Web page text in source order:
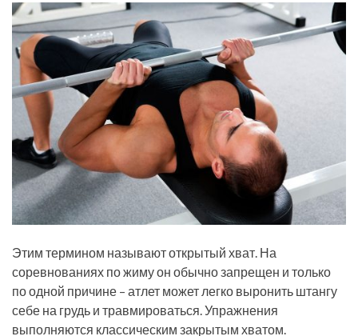
Этим термином называют открытый хват. На
соревнованиях по жиму он обычно запрещен и только
по одной причине – атлет может легко выронить штангу
себе на грудь и травмироваться. Упражнения
выполняются классическим закрытым хватом.